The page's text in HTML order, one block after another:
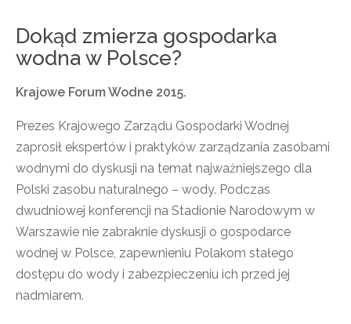
Dokąd zmierza gospodarka
wodna w Polsce?
Krajowe Forum Wodne 2015.
Prezes Krajowego Zarządu Gospodarki Wodnej
zaprosił ekspertów i praktyków zarządzania zasobami
wodnymi do dyskusji na temat najważniejszego dla
Polski zasobu naturalnego – wody. Podczas
dwudniowej konferencji na Stadionie Narodowym w
Warszawie nie zabraknie dyskusji o gospodarce
wodnej w Polsce, zapewnieniu Polakom stałego
dostępu do wody i zabezpieczeniu ich przed jej
nadmiarem.